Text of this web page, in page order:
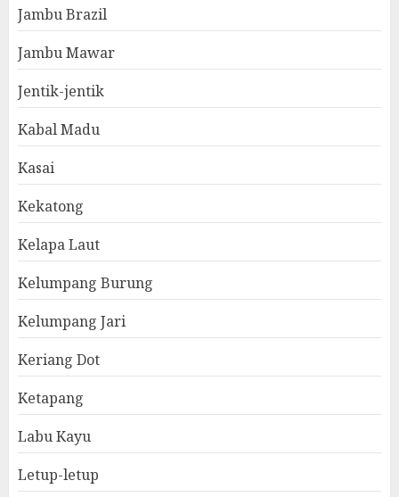
Jambu Brazil
Jambu Mawar
Jentik-jentik
Kabal Madu
Kasai
Kekatong
Kelapa Laut
Kelumpang Burung
Kelumpang Jari
Keriang Dot
Ketapang
Labu Kayu
Letup-letup